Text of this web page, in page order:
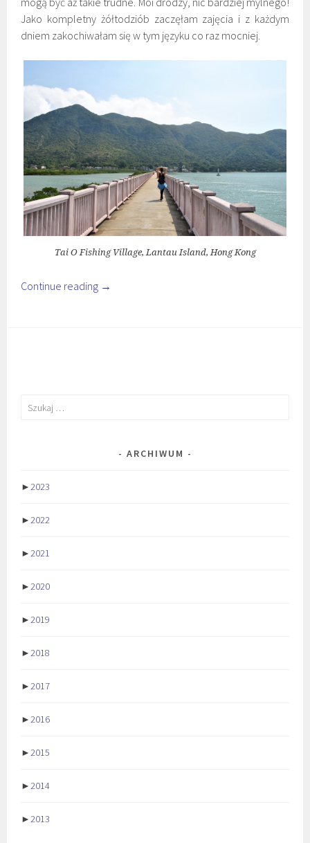
Jako kompletny żółtodziób zaczęłam zajęcia i z każdym
dniem zakochiwałam się w tym języku co raz mocniej.
Tai O Fishing Village, Lantau Island, Hong Kong
Continue reading →
Szukaj:
ARCHIWUM
►2023
►2022
►2021
►2020
►2019
►2018
►2017
►2016
►2015
►2014
►2013